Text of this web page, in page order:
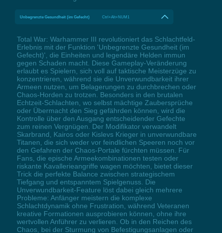
Unbegrenzte Gesundheit (im Gefecht) Ctrl+Alt+NUM1
Total War: Warhammer III revolutioniert das Schlachtfeld-
Erlebnis mit der Funktion 'Unbegrenzte Gesundheit (im
Gefecht)', die Einheiten und legendäre Helden immun
gegen Schaden macht. Diese Gameplay-Veränderung
erlaubt es Spielern, sich voll auf taktische Meisterzüge zu
konzentrieren, während sie die Unverwundbarkeit ihrer
Armeen nutzen, um Belagerungen zu durchbrechen oder
Chaos-Horden zu trotzen. Besonders in den brutalen
Echtzeit-Schlachten, wo selbst mächtige Zaubersprüche
oder Übermacht den Sieg gefährden können, wird die
Kontrolle über den Ausgang entscheidender Gefechte
zum reinen Vergnügen. Der Modifikator verwandelt
Skarbrand, Kairos oder Kislevs Krieger in unverwundbare
Titanen, die sich weder vor feindlichen Speeren noch vor
den Gefahren der Chaos-Portale fürchten müssen. Für
Fans, die epische Armeekombinationen testen oder
riskante Kavallerieangriffe wagen möchten, bietet dieser
Trick die perfekte Balance zwischen strategischem
Tiefgang und entspanntem Spielgenuss. Die
Unverwundbarkeit-Feature löst dabei gleich mehrere
Probleme: Anfänger meistern die komplexe
Schlachtdynamik ohne Frustration, während Veteranen
kreative Formationen ausprobieren können, ohne ihre
wertvollen Anführer zu verlieren. Ob in den Reichen des
Chaos, bei der Sturmung von Befestigungsanlagen oder